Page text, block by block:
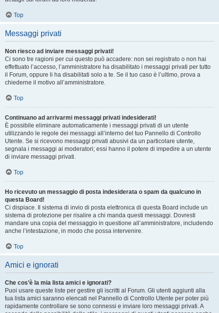
Top
Messaggi privati
Non riesco ad inviare messaggi privati!
Ci sono tre ragioni per cui questo può accadere: non sei registrato o non hai
effettuato l’accesso, l’amministratore ha disabilitato i messaggi privati per tutto
il Forum, oppure li ha disabilitati solo a te. Se il tuo caso è l’ultimo, prova a
chiederne il motivo all’amministratore.
Top
Continuano ad arrivarmi messaggi privati indesiderati!
È possibile eliminare automaticamente i messaggi privati ​​di un utente
utilizzando le regole dei messaggi all’interno del tuo Pannello di Controllo
Utente. Se si ricevono messaggi privati ​​abusivi da un particolare utente,
segnala i messaggi ai moderatori; essi hanno il potere di impedire a un utente
di inviare messaggi privati​​.
Top
Ho ricevuto un messaggio di posta indesiderata o spam da qualcuno in
questa Board!
Ci dispiace. Il sistema di invio di posta elettronica di questa Board include un
sistema di protezione per risalire a chi manda questi messaggi. Dovresti
mandare una copia del messaggio in questione all’amministratore, includendo
anche l’intestazione, in modo che possa intervenire.
Top
Amici e ignorati
Che cos’è la mia lista amici e ignorati?
Puoi usare queste liste per gestire gli iscritti al Forum. Gli utenti aggiunti alla
tua lista amici saranno elencati nel Pannello di Controllo Utente per poter più
rapidamente controllare se sono connessi e inviare loro messaggi privati. A